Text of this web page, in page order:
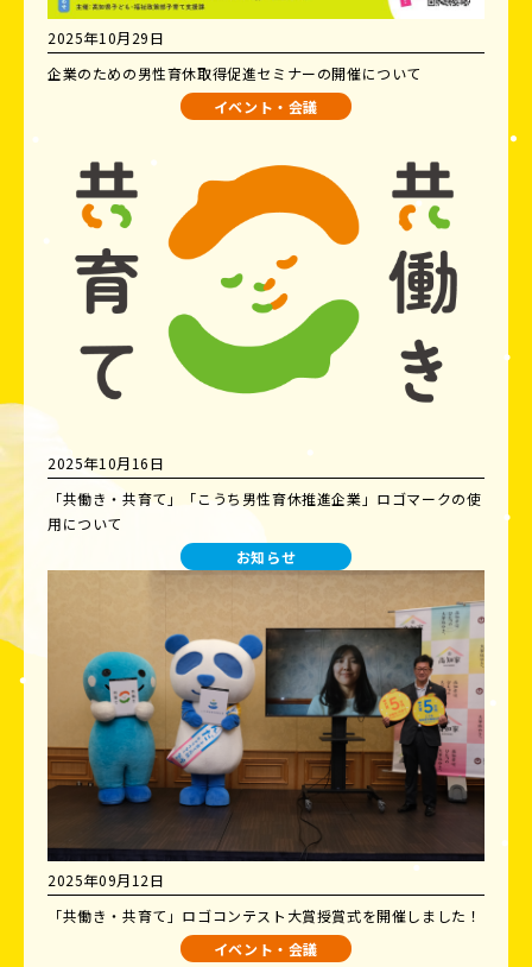
2025年10月29日
企業のための男性育休取得促進セミナーの開催について
イベント・会議
2025年10月16日
「共働き・共育て」「こうち男性育休推進企業」ロゴマークの使
用について
お知らせ
2025年09月12日
「共働き・共育て」ロゴコンテスト大賞授賞式を開催しました！
イベント・会議